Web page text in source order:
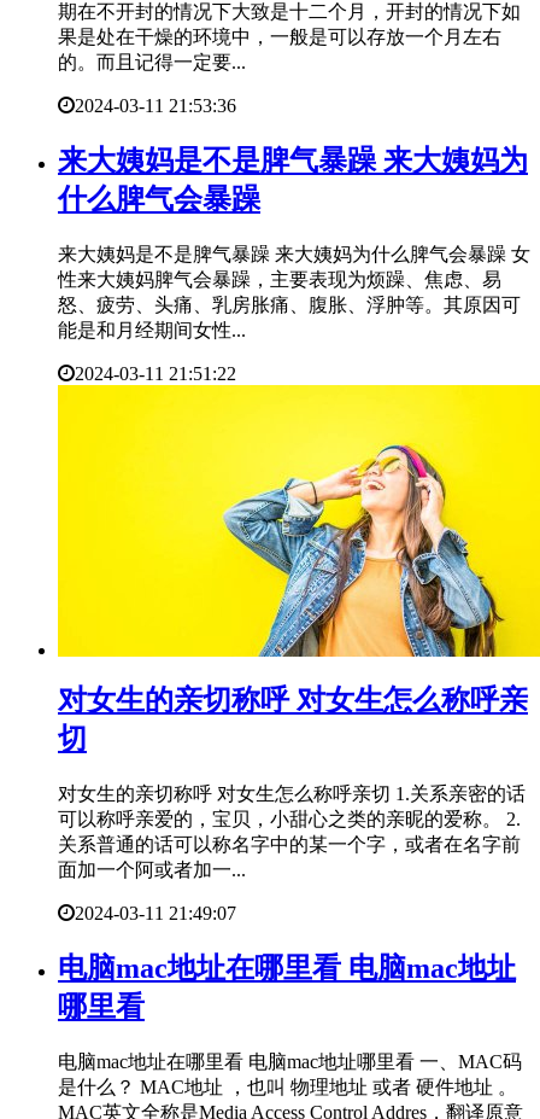
期在不开封的情况下大致是十二个月，开封的情况下如
果是处在干燥的环境中，一般是可以存放一个月左右
的。而且记得一定要...
2024-03-11 21:53:36
​来大姨妈是不是脾气暴躁 来大姨妈为
什么脾气会暴躁
来大姨妈是不是脾气暴躁 来大姨妈为什么脾气会暴躁 女
性来大姨妈脾气会暴躁，主要表现为烦躁、焦虑、易
怒、疲劳、头痛、乳房胀痛、腹胀、浮肿等。其原因可
能是和月经期间女性...
2024-03-11 21:51:22
​对女生的亲切称呼 对女生怎么称呼亲
切
对女生的亲切称呼 对女生怎么称呼亲切 1.关系亲密的话
可以称呼亲爱的，宝贝，小甜心之类的亲昵的爱称。 2.
关系普通的话可以称名字中的某一个字，或者在名字前
面加一个阿或者加一...
2024-03-11 21:49:07
​电脑mac地址在哪里看 电脑mac地址
哪里看
电脑mac地址在哪里看 电脑mac地址哪里看 一、MAC码
是什么？ MAC地址 ，也叫 物理地址 或者 硬件地址 。
MAC英文全称是Media Access Control Addres，翻译原意